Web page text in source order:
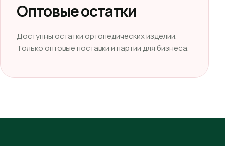
Оптовые остатки
Доступны остатки ортопедических изделий.
Только оптовые поставки и партии для бизнеса.